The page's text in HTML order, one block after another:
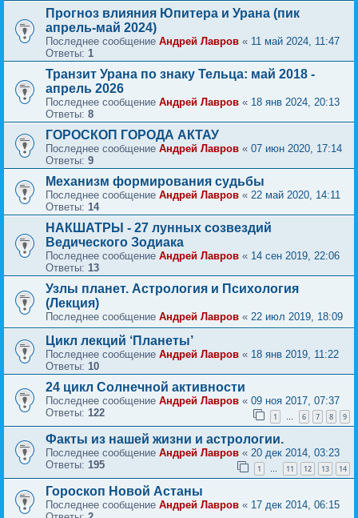
Прогноз влияния Юпитера и Урана (пик
апрель-май 2024)
Последнее сообщение Андрей Лавров « 11 май 2024, 11:47
Ответы: 1
Транзит Урана по знаку Тельца: май 2018 -
апрель 2026
Последнее сообщение Андрей Лавров « 18 янв 2024, 20:13
Ответы: 8
ГОРОСКОП ГОРОДА АКТАУ
Последнее сообщение Андрей Лавров « 07 июн 2020, 17:14
Ответы: 9
Механизм формирования судьбы
Последнее сообщение Андрей Лавров « 22 май 2020, 14:11
Ответы: 14
НАКШАТРЫ - 27 лунных созвездий
Ведического Зодиака
Последнее сообщение Андрей Лавров « 14 сен 2019, 22:06
Ответы: 13
Узлы планет. Астрология и Психология
(Лекция)
Последнее сообщение Андрей Лавров « 22 июл 2019, 18:09
Цикл лекций ‘Планеты’
Последнее сообщение Андрей Лавров « 18 янв 2019, 11:22
Ответы: 10
24 цикл Солнечной активности
Последнее сообщение Андрей Лавров « 09 ноя 2017, 07:37
Ответы: 122 1 … 6 7 8 9
Факты из нашей жизни и астрологии.
Последнее сообщение Андрей Лавров « 20 дек 2014, 03:23
Ответы: 195 1 … 11 12 13 14
Гороскоп Новой Астаны
Последнее сообщение Андрей Лавров « 17 дек 2014, 06:15